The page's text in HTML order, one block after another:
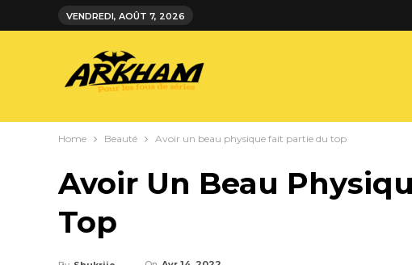
VENDREDI, AOÛT 7, 2026
Home Beauté Avoir un beau physique fait partie du top
Avoir Un Beau
Top